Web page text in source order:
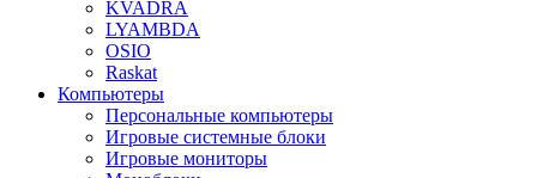
KVADRA
LYAMBDA
OSIO
Raskat
Компьютеры
Персональные компьютеры
Игровые системные блоки
Игровые мониторы